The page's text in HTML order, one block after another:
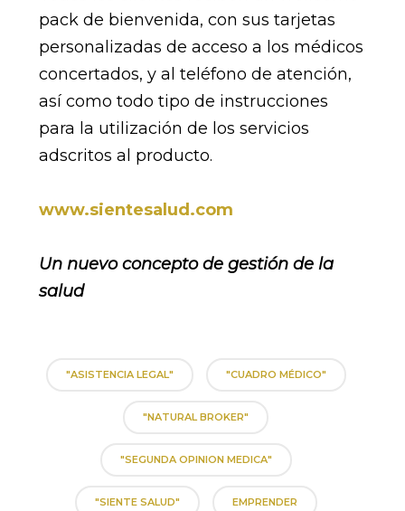
pack de bienvenida, con sus tarjetas
personalizadas de acceso a los médicos
concertados, y al teléfono de atención,
así como todo tipo de instrucciones
para la utilización de los servicios
adscritos al producto.
www.sientesalud.com
Un nuevo concepto de gestión de la
salud
"ASISTENCIA LEGAL" "CUADRO MÉDICO"
"NATURAL BROKER"
"SEGUNDA OPINION MEDICA"
"SIENTE SALUD" EMPRENDER